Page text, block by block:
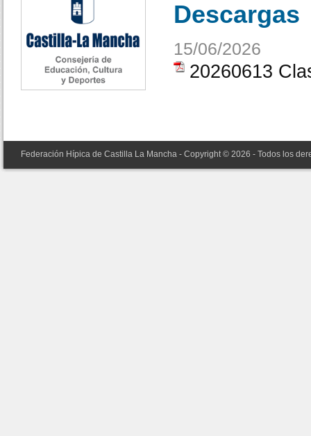
Descargas
15/06/2026
20260613
Federación Hípica de Castilla La Mancha - Copyright © 2026 - Todos los